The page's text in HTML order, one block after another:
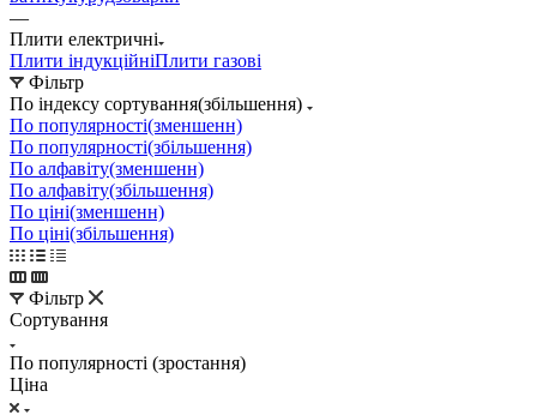
—
Плити електричні
Плити індукційніПлити газові
Фільтр
По індексу сортування(збільшення)
По популярності(зменшенн)
По популярності(збільшення)
По алфавіту(зменшенн)
По алфавіту(збільшення)
По ціні(зменшенн)
По ціні(збільшення)
Фільтр
Сортування
По популярності (зростання)
Ціна